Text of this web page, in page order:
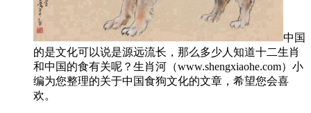
中国
的是文化可以说是源远流长，那么多少人知道十二生肖
和中国的食有关呢？生肖河（www.shengxiaohe.com）小
编为您整理的关于中国食狗文化的文章，希望您会喜
欢。